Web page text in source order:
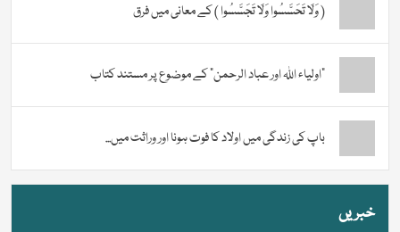
( وَلَا تَحَسَّسُوا وَلَا تَجَسَّسُوا ) کے معانی میں فرق
“اولیاء اللہ اور عباد الرحمن” کے موضوع پر مستند کتاب
باپ کی زندگی میں اولاد کا فوت ہونا اور وراثت میں...
خبریں